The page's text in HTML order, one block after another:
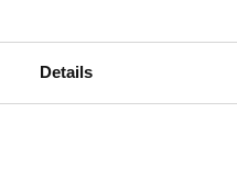
Details